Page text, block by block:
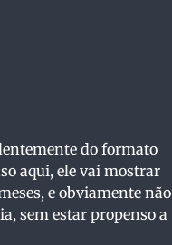
do formato
aqui, ele vai mostrar
e obviamente não
sem estar propenso a